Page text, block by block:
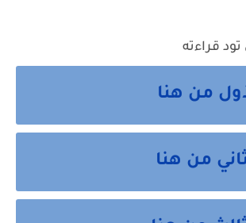
قراءته
من هنا
من هنا